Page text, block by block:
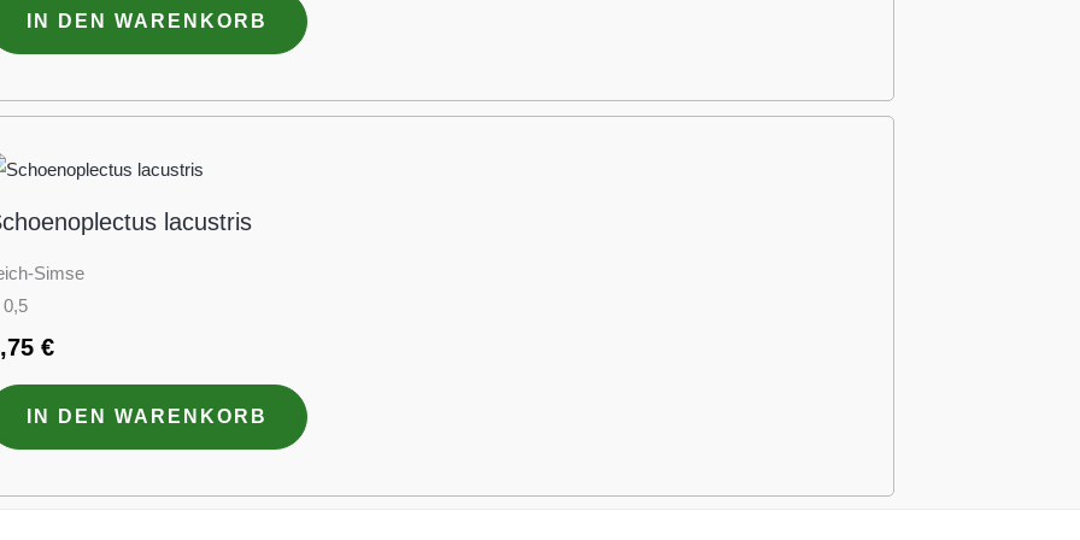
IN DEN WARENKORB
lacustris
Simse
0,5
€
IN DEN WARENKORB